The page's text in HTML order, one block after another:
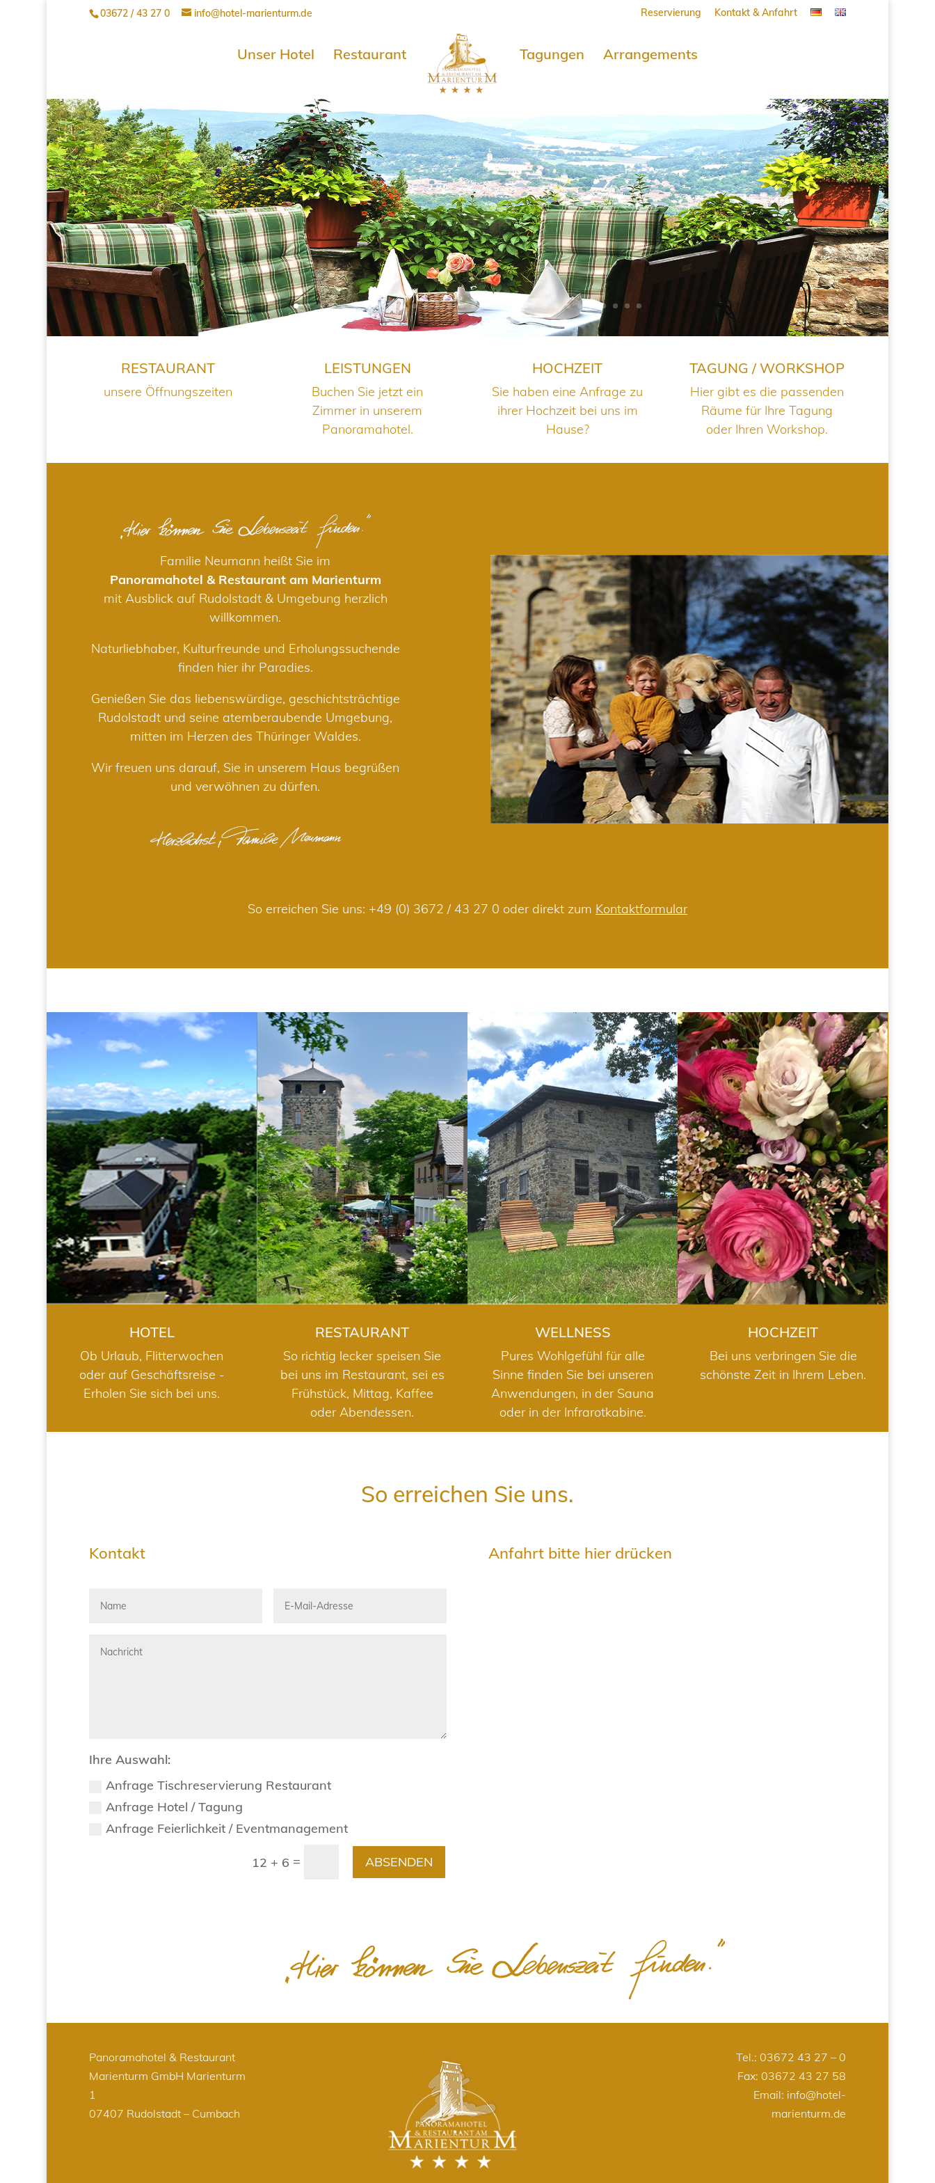
03672 / 43 27 0 info@hotel-marienturm.de Reservierung Kontakt & Anfahrt
Unser Hotel Restaurant Tagungen Arrangements
RESTAURANT
unsere Öffnungszeiten
LEISTUNGEN
Buchen Sie jetzt ein
Zimmer in unserem
Panoramahotel.
HOCHZEIT
Sie haben eine Anfrage zu
ihrer Hochzeit bei uns im
Hause?
TAGUNG / WORKSHOP
Hier gibt es die passenden
Räume für Ihre Tagung
oder Ihren Workshop.
Familie Neumann heißt Sie im
Panoramahotel & Restaurant am Marienturm
mit Ausblick auf Rudolstadt & Umgebung herzlich
willkommen.
Naturliebhaber, Kulturfreunde und Erholungssuchende
finden hier ihr Paradies.
Genießen Sie das liebenswürdige, geschichtsträchtige
Rudolstadt und seine atemberaubende Umgebung,
mitten im Herzen des Thüringer Waldes.
Wir freuen uns darauf, Sie in unserem Haus begrüßen
und verwöhnen zu dürfen.
So erreichen Sie uns: +49 (0) 3672 / 43 27 0 oder direkt zum Kontaktformular
HOTEL
HOTEL
Ob Urlaub, Flitterwochen
oder auf Geschäftsreise -
Erholen Sie sich bei uns.
RESTAURANT
RESTAURANT
So richtig lecker speisen Sie
bei uns im Restaurant, sei es
Frühstück, Mittag, Kaffee
oder Abendessen.
WELLNESS
WELLNESS
Pures Wohlgefühl für alle
Sinne finden Sie bei unseren
Anwendungen, in der Sauna
oder in der Infrarotkabine.
HOCHZEIT
HOCHZEIT
Bei uns verbringen Sie die
schönste Zeit in Ihrem Leben.
So erreichen Sie uns.
Kontakt
Ihre Auswahl:
Anfrage Tischreservierung Restaurant
Anfrage Hotel / Tagung
Anfrage Feierlichkeit / Eventmanagement
12 + 6 = ABSENDEN
Anfahrt bitte hier drücken
Panoramahotel & Restaurant
Marienturm GmbH Marienturm
1
07407 Rudolstadt – Cumbach
Tel.: 03672 43 27 – 0
Fax: 03672 43 27 58
Email: info@hotel-
marienturm.de